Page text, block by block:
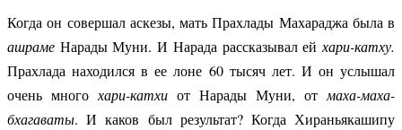
Когда он совершал аскезы, мать Прахлады Махараджа была в
ашраме Нарады Муни. И Нарада рассказывал ейхари-катху.
Прахлада находился в ее лоне 60 тысяч лет. И он услышал
очень много хари-катхи от Нарады Муни, от маха-маха-
бхагаваты. И каков был результат? Когда Хираньякашипу